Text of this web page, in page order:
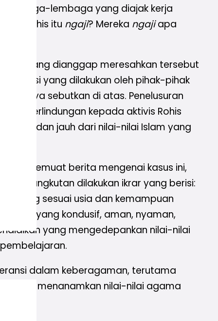
lembaga-lembaga yang diajak kerja
Rohis itu ngaji? Mereka ngajiapa
yang dianggap meresahkan tersebut
yang dilakukan oleh pihak-pihak
saya sebutkan di atas. Penelusuran
perlindungan kepada aktivis Rohis
dan jauh dari nilai-nilai Islam yang
2020 memuat berita mengenai kasus ini,
bersangkutan dilakukan ikrar yang berisi:
sesuai usia dan kemampuan
anak yang kondusif, aman, nyaman,
yang mengedepankan nilai-nilai
dalam keberagaman, terutama
untuk menanamkan nilai-nilai agama